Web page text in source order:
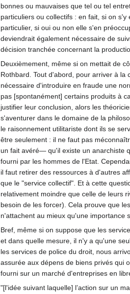
bonnes ou mauvaises que tel ou tel
particuliers ou collectifs : en fait, si on
particulier, si oui ou non elle s'en
deviendrait également nécessaire de
décision tranchée concernant la
Deuxièmement, même si on mettait de
Rothbard. Tout d'abord, pour arriver à la
nécessaire d'introduire en fraude une
pas [spontanément] certains produits à
justifier leur conclusion, alors les
s'aventurer dans le domaine de la
le raisonnement utilitariste dont ils se
être seulement : il ne faut pas
un fait avéré— qu'il existe un anarchiste
fourni par les hommes de l'Etat.
il faut retirer des ressources à d'autres
que le "service collectif". Et à cette
relativement moindre que celle de leurs
besoin de les forcer). Cela prouve que
n'attachent au mieux qu'une importance
Bref, même si on suppose que les
et dans quelle mesure, il n'y a qu'une
les services de police du droit, nous
assurée aux dépens de biens privés qui
fourni sur un marché d'entreprises en
"[l'idée suivant laquelle] l’action sur un